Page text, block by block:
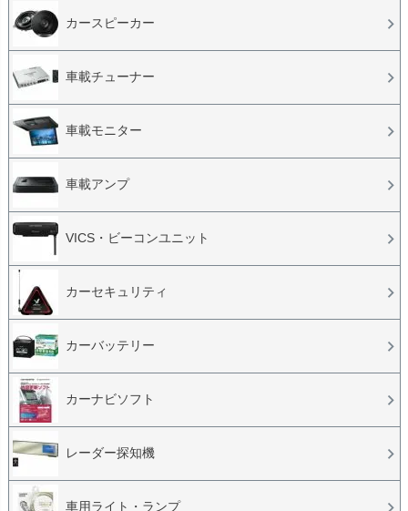
カースピーカー
車載チューナー
車載モニター
車載アンプ
VICS・ビーコンユニット
カーセキュリティ
カーバッテリー
カーナビソフト
レーダー探知機
車用ライト・ランプ